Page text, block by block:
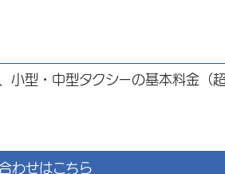
小型・中型タクシーの基本料金（
わせはこちら